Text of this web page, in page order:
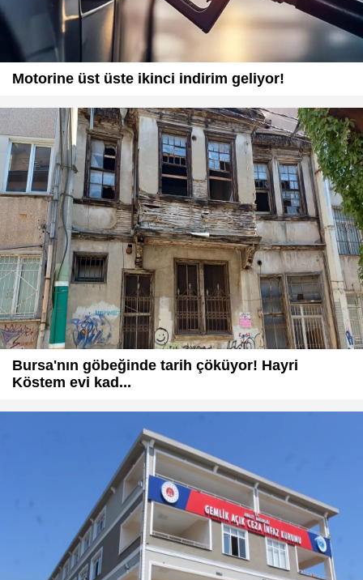
Motorine üst üste ikinci indirim geliyor!
Bursa'nın göbeğinde tarih çöküyor! Hayri
Köstem evi kad...